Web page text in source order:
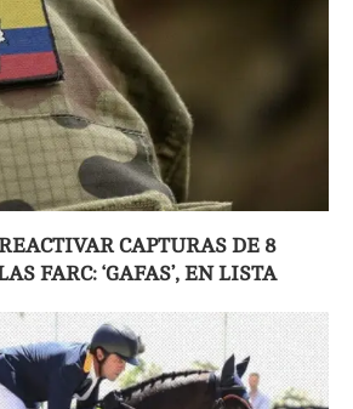
CAPTURAS DE 8
FARC: ‘GAFAS’, EN LISTA